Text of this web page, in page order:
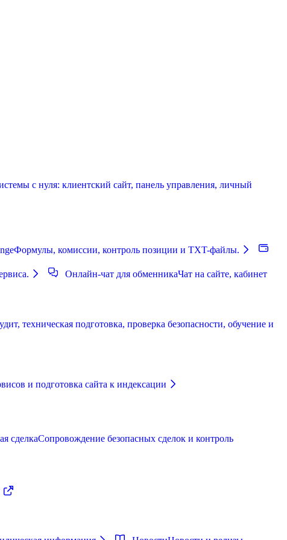
с нуля: клиентский сайт, панель управления, личный
Формулы, комиссии, контроль позиции и TXT-файлы.
Онлайн-чат для обменникаЧат на сайте, кабинет
техническая подготовка, проверка безопасности, обучение и
и подготовка сайта к индексации
сделкаСопровождение безопасных сделок и контроль